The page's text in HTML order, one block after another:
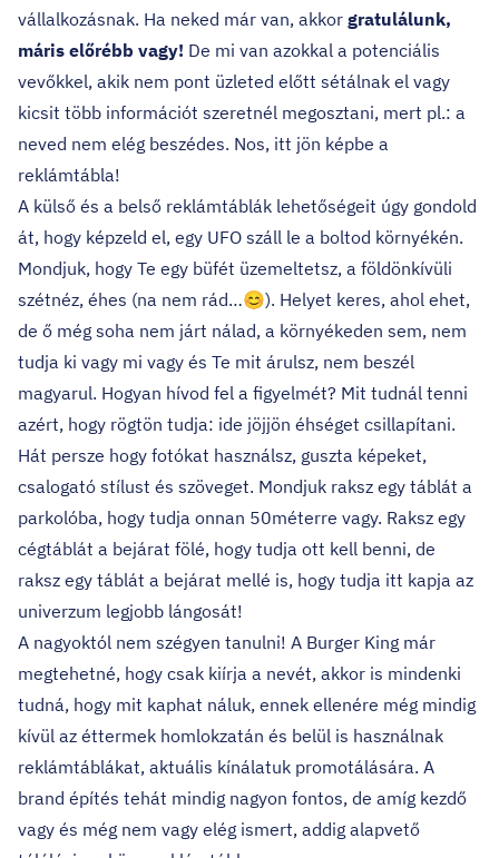
vállalkozásnak. Ha neked már van, akkor gratulálunk,
máris előrébb vagy! De mi van azokkal a potenciális
vevőkkel, akik nem pont üzleted előtt sétálnak el vagy
kicsit több információt szeretnél megosztani, mert pl.: a
neved nem elég beszédes. Nos, itt jön képbe a
reklámtábla!
A külső és a belső reklámtáblák lehetőségeit úgy gondold
át, hogy képzeld el, egy UFO száll le a boltod környékén.
Mondjuk, hogy Te egy büfét üzemeltetsz, a földönkívüli
szétnéz, éhes (na nem rád…😊). Helyet keres, ahol ehet,
de ő még soha nem járt nálad, a környékeden sem, nem
tudja ki vagy mi vagy és Te mit árulsz, nem beszél
magyarul. Hogyan hívod fel a figyelmét? Mit tudnál tenni
azért, hogy rögtön tudja: ide jöjjön éhséget csillapítani.
Hát persze hogy fotókat használsz, guszta képeket,
csalogató stílust és szöveget. Mondjuk raksz egy táblát a
parkolóba, hogy tudja onnan 50méterre vagy. Raksz egy
cégtáblát a bejárat fölé, hogy tudja ott kell benni, de
raksz egy táblát a bejárat mellé is, hogy tudja itt kapja az
univerzum legjobb lángosát!
A nagyoktól nem szégyen tanulni! A Burger King már
megtehetné, hogy csak kiírja a nevét, akkor is mindenki
tudná, hogy mit kaphat náluk, ennek ellenére még mindig
kívül az éttermek homlokzatán és belül is használnak
reklámtáblákat, aktuális kínálatuk promotálására. A
brand építés tehát mindig nagyon fontos, de amíg kezdő
vagy és még nem vagy elég ismert, addig alapvető